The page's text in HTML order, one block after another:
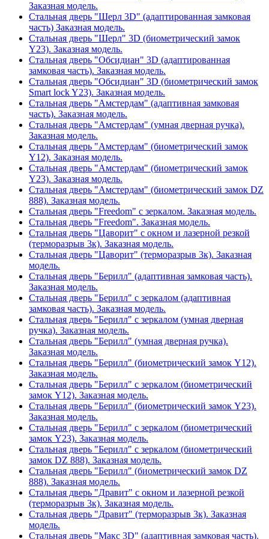
Заказная модель.
Стальная дверь "Шерл 3D" (адаптированная замковая
часть) Заказная модель.
Стальная дверь "Шерл" 3D (биометрический замок
Y23). Заказная модель.
Стальная дверь "Обсидиан" 3D (адаптированная
замковая часть). Заказная модель.
Стальная дверь "Обсидиан" 3D (биометрический замок
Smart lock Y23). Заказная модель.
Стальная дверь "Амстердам" (адаптивная замковая
часть). Заказная модель.
Стальная дверь "Амстердам" (умная дверная ручка).
Заказная модель.
Стальная дверь "Амстердам" (биометрический замок
Y12). Заказная модель.
Стальная дверь "Амстердам" (биометрический замок
Y23). Заказная модель.
Стальная дверь "Амстердам" (биометрический замок DZ
888). Заказная модель.
Стальная дверь "Freedom" с зеркалом. Заказная модель.
Стальная дверь "Freedom". Заказная модель.
Стальная дверь "Цаворит" с окном и лазерной резкой
(терморазрыв 3к). Заказная модель.
Стальная дверь "Цаворит" (терморазрыв 3к). Заказная
модель.
Стальная дверь "Берилл" (адаптивная замковая часть).
Заказная модель.
Стальная дверь "Берилл" с зеркалом (адаптивная
замковая часть). Заказная модель.
Стальная дверь "Берилл" с зеркалом (умная дверная
ручка). Заказная модель.
Стальная дверь "Берилл" (умная дверная ручка).
Заказная модель.
Стальная дверь "Берилл" (биометрический замок Y12).
Заказная модель.
Стальная дверь "Берилл" с зеркалом (биометрический
замок Y12). Заказная модель.
Стальная дверь "Берилл" (биометрический замок Y23).
Заказная модель.
Стальная дверь "Берилл" с зеркалом (биометрический
замок Y23). Заказная модель.
Стальная дверь "Берилл" с зеркалом (биометрический
замок DZ 888). Заказная модель.
Стальная дверь "Берилл" (биометрический замок DZ
888). Заказная модель.
Стальная дверь "Дравит" с окном и лазерной резкой
(терморазрыв 3к). Заказная модель.
Стальная дверь "Дравит" (терморазрыв 3к). Заказная
модель.
Стальная дверь "Макс 3D" (адаптивная замковая часть).